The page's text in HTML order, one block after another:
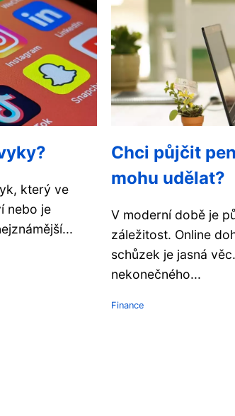
který ve
nebo je
Chci půjčit
mohu udělat?
V moderní době je
záležitost. Online
schůzek je jasná
nekonečného...
Finance